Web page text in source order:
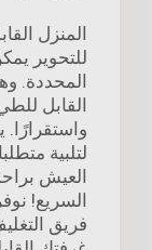
المنزل
للتحوير
المحددة.
القابل
لتلبية
العيش
السريع!
فريق